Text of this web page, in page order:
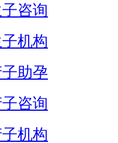
咨询
机构
助孕
咨询
机构